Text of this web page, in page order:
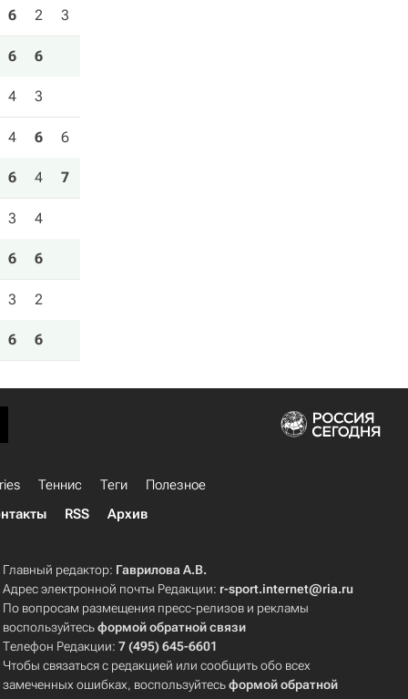
6 2 3
6 6
4 3
4 6 6
6 4 7
3 4
6 6
3 2
6 6
Теннис Теги
Полезное
RSS Архив
Главный редактор: Гаврилова А.В.
Адрес электронной почты Редакции: r-sport.internet@ria.ru
По вопросам размещения пресс-релизов и рекламы
воспользуйтесьформой обратной связи
Телефон Редакции:7 (495) 645-6601
Чтобы связаться с редакцией или сообщить обо всех
замеченных ошибках, воспользуйтесьформой обратной